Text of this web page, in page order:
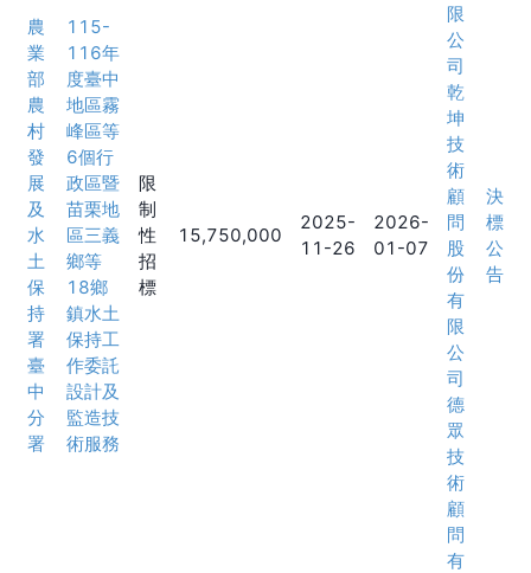
農
業
部
農
村
發
展
及
水
土
保
持
署
臺
中
分
署
115-
116年
度臺中
地區霧
峰區等
6個行
政區暨
苗栗地
區三義
鄉等
18鄉
鎮水土
保持工
作委託
設計及
監造技
術服務
限
制
性
招
標
15,750,000
2025-
11-26
2026-
01-07
限
公
司
乾
坤
技
術
顧
問
股
份
有
限
公
司
德
眾
技
術
顧
問
有
決
標
公
告